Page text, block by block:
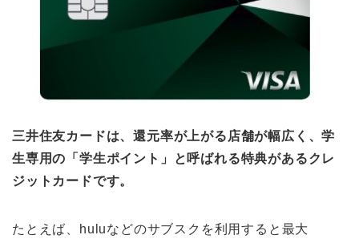
三井住友カードは、還元率が上がる店舗が幅広く、学
生専用の「学生ポイント」と呼ばれる特典があるクレ
ジットカードです。
たとえば、huluなどのサブスクを利用すると最大